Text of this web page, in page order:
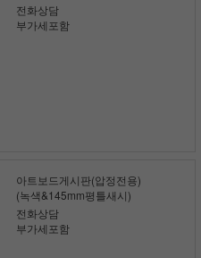
전화상담
부가세포함
아트보드게시판(압정전용)
(녹색&145mm평틀새시)
전화상담
부가세포함